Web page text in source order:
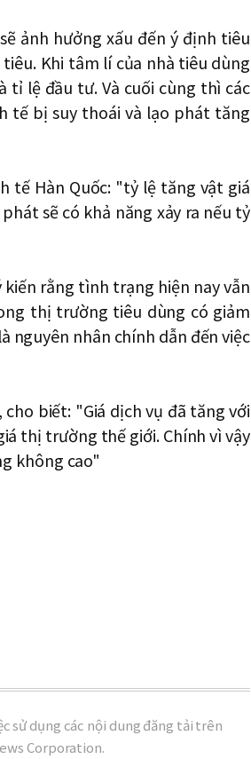
ảnh hưởng xấu đến ý định tiêu
Khi tâm lí của nhà tiêu dùng
tỉ lệ đầu tư. Và cuối cùng thì các
tế bị suy thoái và lạo phát tăng
tế Hàn Quốc: "tỷ lệ tăng vật giá
sẽ có khả năng xảy ra nếu tỷ
kiến rằng tình trạng hiện nay vẫn
thị trường tiêu dùng có giảm
nguyên nhân chính dẫn đến việc
biết: "Giá dịch vụ đã tăng với
thị trường thế giới. Chính vì vậy
không cao"
sử dụng các nội dung đăng tải trên
Corporation.